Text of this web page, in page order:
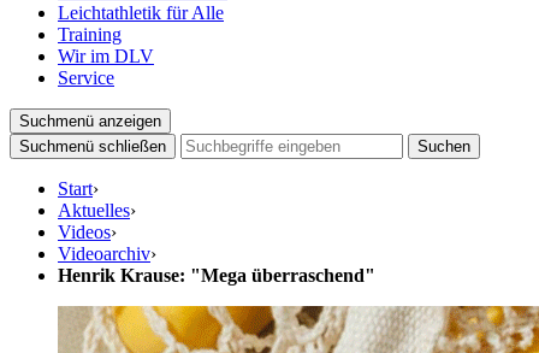
Leichtathletik für Alle
Training
Wir im DLV
Service
Suchmenü anzeigen
Suchmenü schließen
Suchen
Start›
Aktuelles›
Videos›
Videoarchiv›
Henrik Krause: "Mega überraschend"